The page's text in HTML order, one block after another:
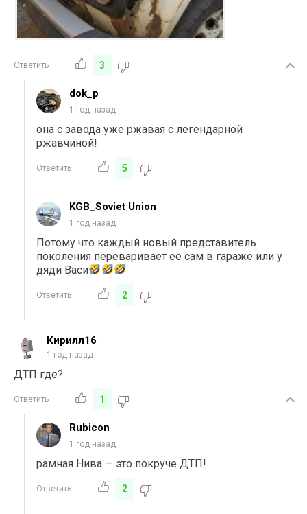
Ответить 3
dok_p
1 год назад
она с завода уже ржавая с легендарной
ржавчиной!
Ответить 5
KGB_Soviet Union
1 год назад
Потому что каждый новый представитель
поколения переваривает ее сам в гараже или у
дяди Васи
Ответить 2
Кирилл16
1 год назад
ДТП где?
Ответить 1
Rubicon
1 год назад
рамная Нива — это покруче ДТП!
Ответить 2